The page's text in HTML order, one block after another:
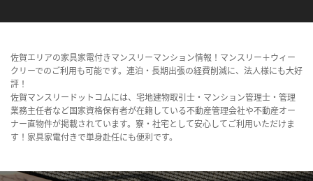
佐賀エリアの家具家電付きマンスリーマンション情報！マンスリー＋ウィー
クリーでのご利用も可能です。連泊・長期出張の経費削減に、法人様にも大好
評！
佐賀マンスリードットコムには、宅地建物取引士・マンション管理士・管理
業務主任者など国家資格保有者が在籍している不動産管理会社や不動産オー
ナー直物件が掲載されています。寮・社宅として安心してご利用いただけま
す！家具家電付きで単身赴任にも便利です。